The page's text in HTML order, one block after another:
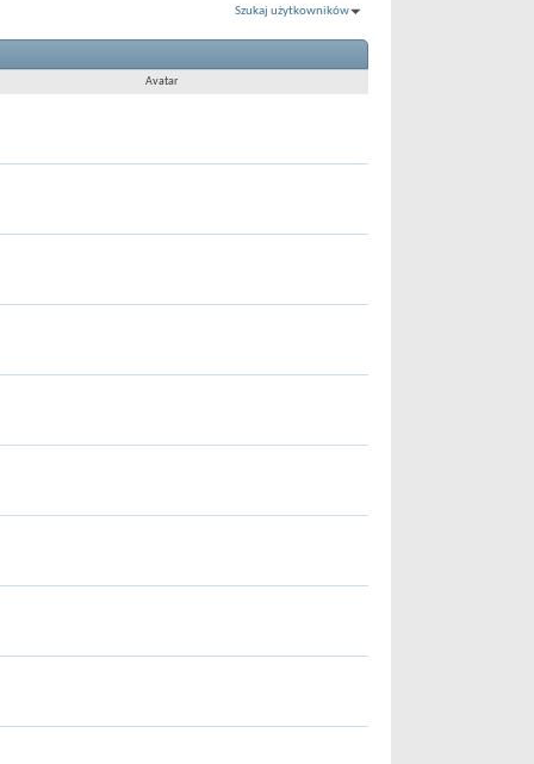
Szukaj użytkowników
Avatar